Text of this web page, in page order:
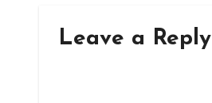
Leave a Reply